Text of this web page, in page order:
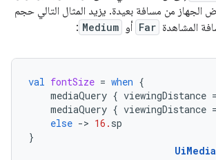
الجهاز من مسافة بعيدة. يزيد المثال التالي حجم
المشاهدة Far أو Medium
:
val fontSize = when {
mediaQuery { viewingDistance
mediaQuery { viewingDistance
else -> 16. sp
}